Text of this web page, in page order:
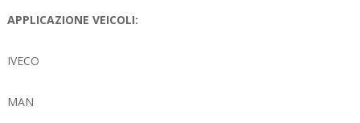
APPLICAZIONE VEICOLI:
IVECO
MAN